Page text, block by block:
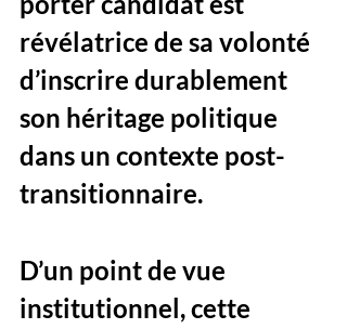
révélatrice de sa volonté
d’inscrire durablement
son héritage politique
dans un contexte post-
transitionnaire.
D’un point de vue
institutionnel, cette